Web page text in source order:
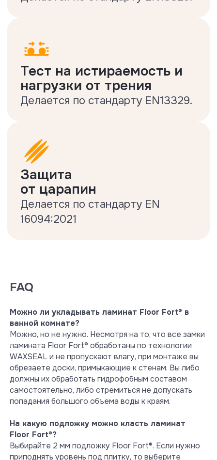
FAQ
Можно ли укладывать ламинат Floor Fort® в
ванной комнате?
Можно, но не нужно. Несмотря на то, что все замки
ламината Floor Fort® обработаны по технологии
WAXSEAL и не пропускают влагу, при монтаже вы
обрезаете доски, примыкающие к стенам. Вы либо
должны их обработать гидрофобным составом
самостоятельно, либо стремиться не допускать
попадания большого объема воды к краям.
На какую подложку можно класть ламинат
Floor Fort®?
Выбирайте 2 мм подложку Floor Fort®. Если нужно
приподнять уровень под плитку, то выберите
Гарантийные
обязательства Floor Fort®
Ламинат Floor Fort® по праву
считается одним из самых
качественных на рынке России.
Однако, стоит помнить, что у каждого
напольного покрытия свой
индивидуальный характер и свойства.
необходимо ознакомиться с базовыми
правилами укладки и гарантийными
поможет избежать непредвиденных
ситуаций и предотвратить ненужные
хлопоты. Помните, что Floor
Fort® всегда готов поддержать своих
покупателей консультационно: для
этого работает горячая линия
поддержки технологом по
телефону +7 (495) 363-88-64. Для
удобства людей, осуществляющих
ламината Floor Fort® также размещена
подробная инструкция по укладке.
Памятка
покупателя